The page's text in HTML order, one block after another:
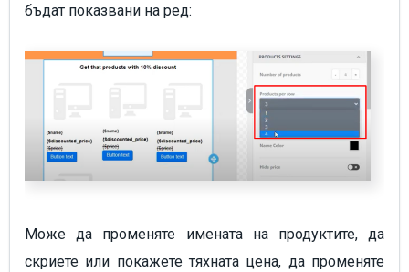
бъдат показвани на ред:
Може да променяте имената на продуктите, да
скриете или покажете тяхната цена, да променяте